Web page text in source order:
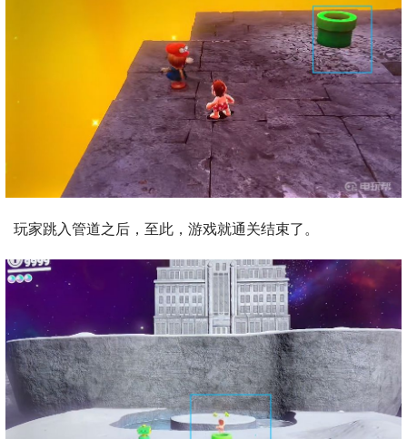
玩家跳入管道之后，至此，游戏就通关结束了。